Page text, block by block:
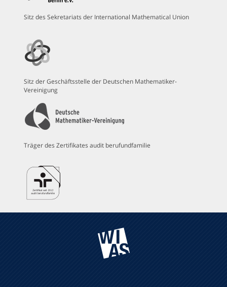
Sitz des Sekretariats der International Mathematical Union
Sitz der Geschäftsstelle der Deutschen Mathematiker-
Vereinigung
Träger des Zertifikates audit berufundfamilie